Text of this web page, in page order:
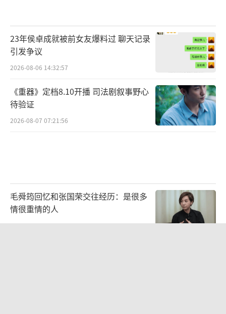
23年侯卓成就被前女友爆料过 聊天记录
引发争议
2026-08-06 14:32:57
《重器》定档8.10开播 司法剧叙事野心
待验证
2026-08-07 07:21:56
毛舜筠回忆和张国荣交往经历：是很多
情很重情的人
2026-07-28 11:00:25